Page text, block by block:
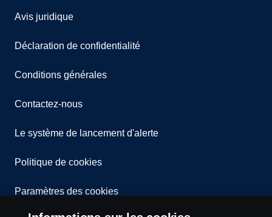
Avis juridique
Déclaration de confidentialité
Conditions générales
Contactez-nous
Le système de lancement d'alerte
Politique de cookies
Paramètres des cookies